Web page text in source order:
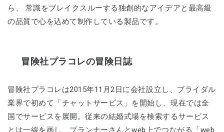
ら、 常識をブレイクスルーする独創的なアイデアと最高級
の品質で心を込めて制作している製品です。
冒険社プラコレの冒険日誌
冒険社プラコレは2015年11月2日に会社設立し、ブライダル
業界で初めて「チャットサービス」を開始し、現在では全
国でサービスを展開。従来の結婚式場を検索するサービス
とは一線を画し、プランナーさんとweb上でつながる「web